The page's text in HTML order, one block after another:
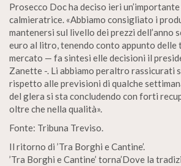
Prosecco Doc ha deciso ieri
calmieratrice. «Abbiamo consigliato i
mantenersi sul livello dei prezzi dell’anno
euro al litro, tenendo conto appunto delle
mercato — fa sintesi elle decisioni il
Zanette -. Li abbiamo peraltro rassicurati
rispetto alle previsioni di qualche
del glera si sta concludendo con forti
oltre che nella qualità».
Fonte: Tribuna Treviso.
Il ritorno di ’Tra Borghi e Cantine’.
’Tra Borghi e Cantine’ torna’Dove la